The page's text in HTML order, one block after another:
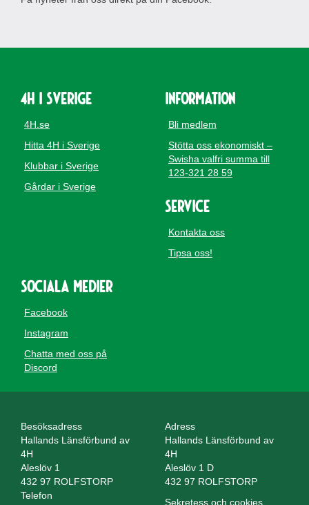
4H i Sverige
4H.se
Hitta 4H i Sverige
Klubbar i Sverige
Gårdar i Sverige
Information
Bli medlem
Stötta oss ekonomiskt –
Swisha valfri summa till
123-321 28 59
Service
Kontakta oss
Tipsa oss!
Sociala medier
Facebook
Instagram
Chatta med oss på
Discord
Besöksadress
Hallands Länsförbund av
4H
Aleslöv 1
432 97 ROLFSTORP
Adress
Hallands Länsförbund av
4H
Aleslöv 1 D
432 97 ROLFSTORP
Telefon
Sekretess och cookies